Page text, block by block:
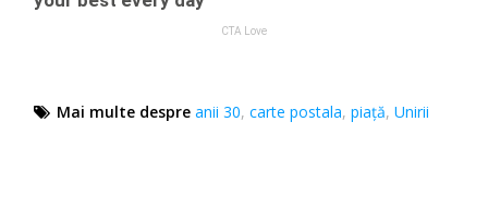
Mai multe despre anii 30,carte postala,piață,Unirii